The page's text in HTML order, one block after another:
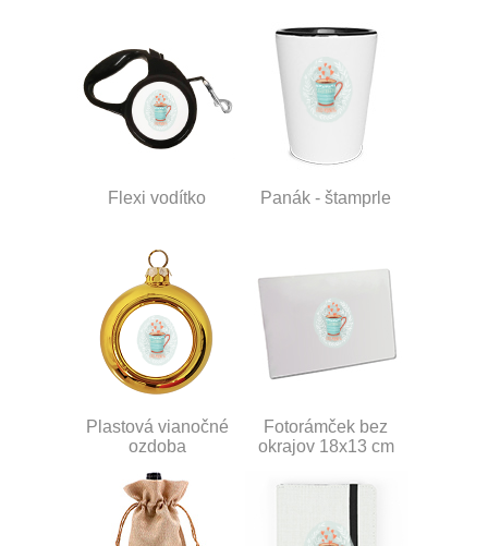
Flexi vodítko Panák - štamprle
Plastová vianočné
ozdoba
Fotorámček bez
okrajov 18x13 cm